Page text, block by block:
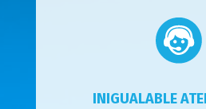
INIGUALABLE